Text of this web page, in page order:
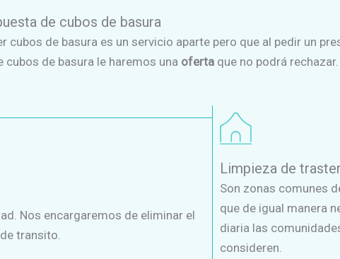
de cubos de basura
cubos de basura es un servicio aparte pero que al pedir un
cubos de basura le haremos una oferta que no podrá rechazar.
Nos encargaremos de eliminar el
transito.
Limpieza de
Son zonas comunes
que de igual manera
diaria las
consideren.